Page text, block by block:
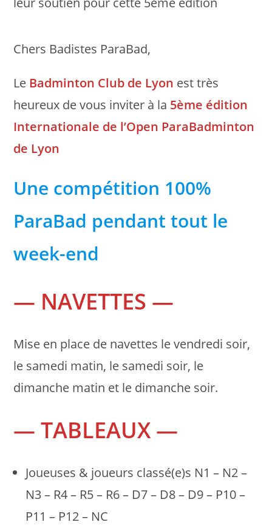
Chers Badistes ParaBad,
Le Badminton Club de Lyon est très
heureux de vous inviter à la 5ème édition
Internationale de l’Open ParaBadminton
de Lyon
Une compétition 100%
ParaBad pendant tout le
week-end
— NAVETTES —
Mise en place de navettes le vendredi soir,
le samedi matin, le samedi soir, le
dimanche matin et le dimanche soir.
— TABLEAUX —
Joueuses & joueurs classé(e)s N1 – N2 –
N3 – R4 – R5 – R6 – D7 – D8 – D9 – P10 –
P11 – P12 – NC